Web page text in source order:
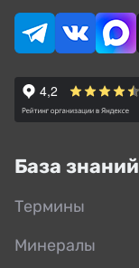
База знаний
Термины
Минералы